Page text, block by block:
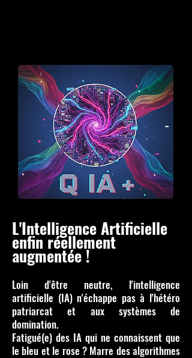
L'Intelligence Artificielle
enfin réellement
augmentée !
Loin d'être neutre, l'intelligence
artificielle (IA) n'échappe pas à l'hétéro
patriarcat et aux systèmes de
domination.
Fatigué(e) des IA qui ne connaissent que
le bleu et le rose ? Marre des algorithmes